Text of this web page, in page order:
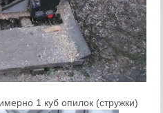
1 куб опилок (стружки)